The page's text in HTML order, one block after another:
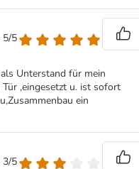
5/5
Unterstand für mein
,eingesetzt u. ist sofort
ein
3/5